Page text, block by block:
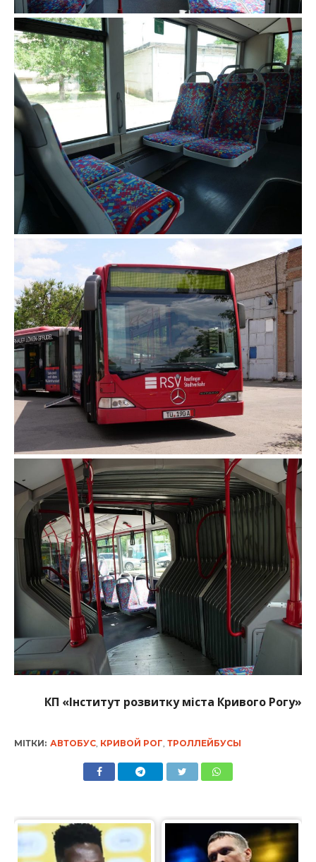
КП «Інститут розвитку міста Кривого Рогу»
МІТКИ: АВТОБУС, КРИВОЙ РОГ ТРОЛЛЕЙБУСЫ